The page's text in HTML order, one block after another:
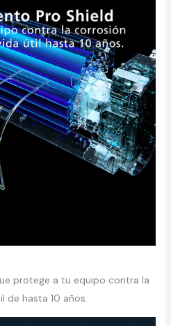
protege a tu equipo contra la
de hasta 10 años.